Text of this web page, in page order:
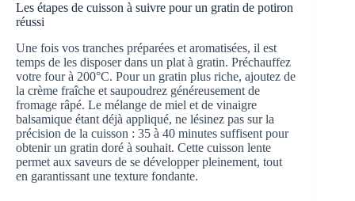
Les étapes de cuisson à suivre pour un gratin de potiron
réussi
Une fois vos tranches préparées et aromatisées, il est
temps de les disposer dans un plat à gratin. Préchauffez
votre four à 200°C. Pour un gratin plus riche, ajoutez de
la crème fraîche et saupoudrez généreusement de
fromage râpé. Le mélange de miel et de vinaigre
balsamique étant déjà appliqué, ne lésinez pas sur la
précision de la cuisson : 35 à 40 minutes suffisent pour
obtenir un gratin doré à souhait. Cette cuisson lente
permet aux saveurs de se développer pleinement, tout
en garantissant une texture fondante.